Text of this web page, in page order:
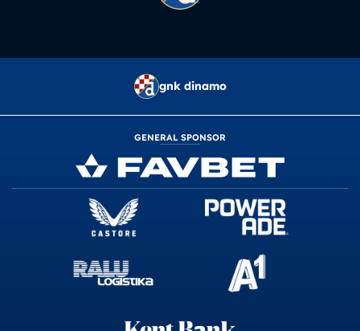
gnk dinamo
GENERAL SPONSOR